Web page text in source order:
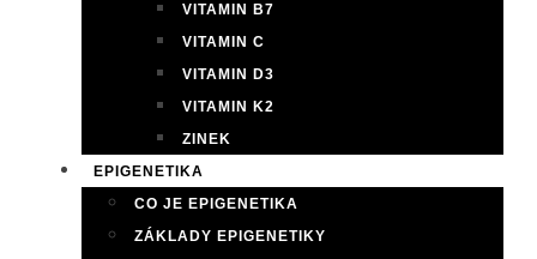
VITAMIN B7
VITAMIN C
VITAMIN D3
VITAMIN K2
ZINEK
EPIGENETIKA
CO JE EPIGENETIKA
ZÁKLADY EPIGENETIKY